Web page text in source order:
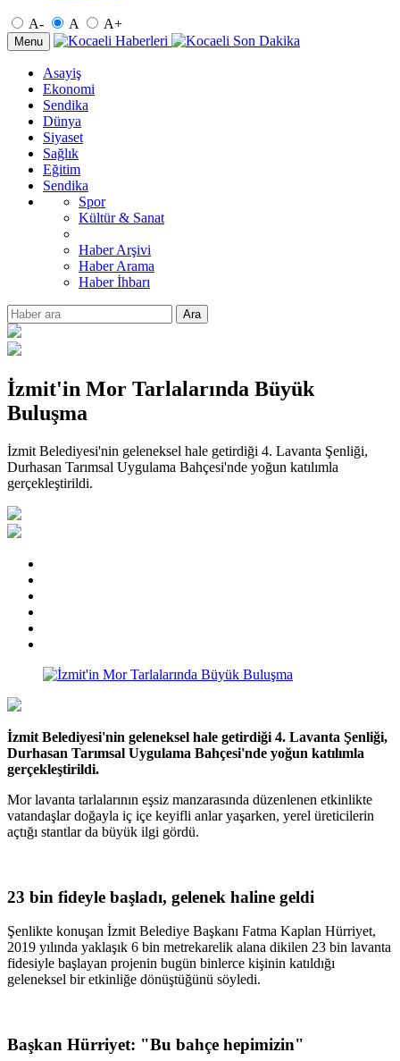
A- A A+
Menu
Asayiş
Ekonomi
Sendika
Dünya
Siyaset
Sağlık
Eğitim
Sendika
Spor
Kültür & Sanat
Haber Arşivi
Haber Arama
Haber İhbarı
Ara
İzmit'in Mor Tarlalarında Büyük
Buluşma
İzmit Belediyesi'nin geleneksel hale getirdiği 4. Lavanta Şenliği,
Durhasan Tarımsal Uygulama Bahçesi'nde yoğun katılımla
gerçekleştirildi.
İzmit Belediyesi'nin geleneksel hale getirdiği 4. Lavanta Şenliği,
Durhasan Tarımsal Uygulama Bahçesi'nde yoğun katılımla
gerçekleştirildi.
Mor lavanta tarlalarının eşsiz manzarasında düzenlenen etkinlikte
vatandaşlar doğayla iç içe keyifli anlar yaşarken, yerel üreticilerin
açtığı stantlar da büyük ilgi gördü.
23 bin fideyle başladı, gelenek haline geldi
Şenlikte konuşan İzmit Belediye Başkanı Fatma Kaplan Hürriyet,
2019 yılında yaklaşık 6 bin metrekarelik alana dikilen 23 bin lavanta
fidesiyle başlayan projenin bugün binlerce kişinin katıldığı
geleneksel bir etkinliğe dönüştüğünü söyledi.
Başkan Hürriyet: "Bu bahçe hepimizin"